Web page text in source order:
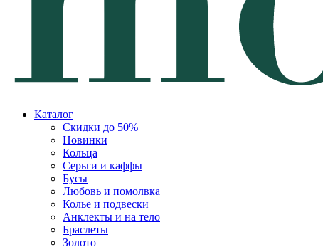
Каталог
Скидки до 50%
Новинки
Кольца
Серьги и каффы
Бусы
Любовь и помолвка
Колье и подвески
Анклекты и на тело
Браслеты
Золото